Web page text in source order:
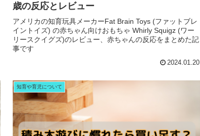
歳の反応とレビュー
アメリカの知育玩具メーカーFat Brain Toys (ファットブレ
イントイズ) の赤ちゃん向けおもちゃ Whirly Squigz (ワー
リースクイグズ)のレビュー、赤ちゃんの反応をまとめた記
事です
2024.01.20
知育や育児について